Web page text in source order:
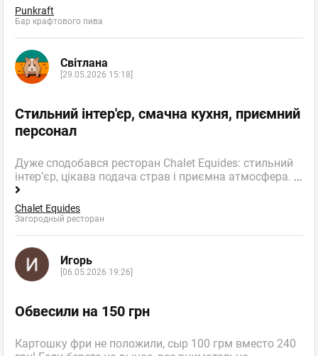
Punkraft
Бар крафтового пива
Світлана
[29.05.2026 15:18]
Стильний інтер'єр, смачна кухня, приємний
персонал
Дуже сподобався ресторан Chalet Equides: стильний
інтер’єр, цікава подача страв і приємна атмосфера. ...
Chalet Equides
Загородный ресторан
Игорь
[06.05.2026 19:26]
Обвесили на 150 грн
Картошку фри не положили, сыр 100 грм вместо 240